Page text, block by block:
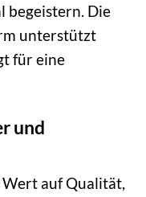
begeistern. Die
unterstützt
für eine
und
auf Qualität,